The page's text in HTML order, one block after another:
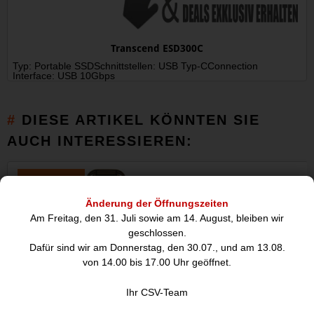
Änderung der Öffnungszeiten
Am Freitag, den 31. Juli sowie am 14. August, bleiben wir
geschlossen.
Dafür sind wir am Donnerstag, den 30.07., und am 13.08.
von 14.00 bis 17.00 Uhr geöffnet.
Ihr CSV-Team
Transcend ESD300C
Typ: Portable SSDSchnittstellen: USB Typ-CConnection
Interface: USB 10Gbps
DIESE ARTIKEL KÖNNTEN SIE
AUCH INTERESSIEREN: